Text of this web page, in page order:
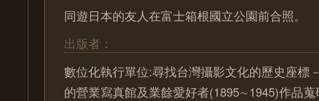
同遊日本的友人在富士箱根國立公園前合照。
出版者：
數位化執行單位:尋找台灣攝影文化的歷史座標
的營業寫真館及業餘愛好者(1895∼1945)作品